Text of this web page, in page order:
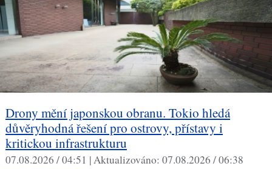
Drony mění japonskou obranu. Tokio hledá
důvěryhodná řešení pro ostrovy, přístavy i
kritickou infrastrukturu
07.08.2026 / 04:51 |Aktualizováno: 07.08.2026 / 06:38